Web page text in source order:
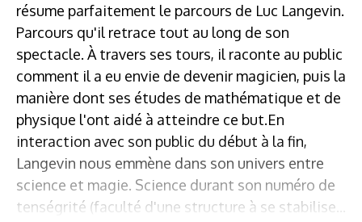
résume parfaitement le parcours de Luc Langevin.
Parcours qu'il retrace tout au long de son
spectacle. À travers ses tours, il raconte au public
comment il a eu envie de devenir magicien, puis la
manière dont ses études de mathématique et de
physique l'ont aidé à atteindre ce but.En
interaction avec son public du début à la fin,
Langevin nous emmène dans son univers entre
science et magie. Science durant son numéro de
tenségrité (faculté d'une structure à se stabilise...